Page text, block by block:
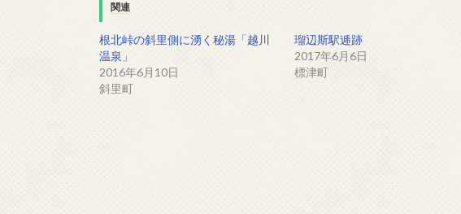
関連
根北峠の斜里側に湧く秘湯「越川
温泉」
2016年6月10日
斜里町
瑠辺斯駅逓跡
2017年6月6日
標津町